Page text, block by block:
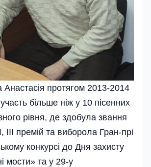
протягом 2013-2014
більше ніж у 10 пісенних
рівня, де здобула звання
ІІІ премій та виборола Гран-прі
конкурсі до Дня захисту
мости» та у 29-у